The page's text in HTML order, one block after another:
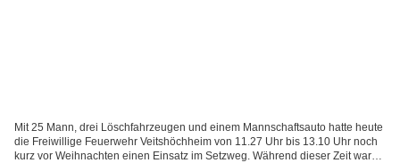
Mit 25 Mann, drei Löschfahrzeugen und einem Mannschaftsauto hatte heute
die Freiwillige Feuerwehr Veitshöchheim von 11.27 Uhr bis 13.10 Uhr noch
kurz vor Weihnachten einen Einsatz im Setzweg. Während dieser Zeit war